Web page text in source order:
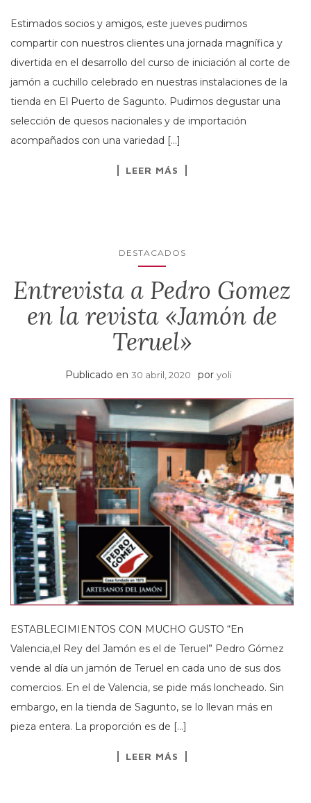
Estimados socios y amigos, este jueves pudimos
compartir con nuestros clientes una jornada magnífica y
divertida en el desarrollo del curso de iniciación al corte de
jamón a cuchillo celebrado en nuestras instalaciones de la
tienda en El Puerto de Sagunto. Pudimos degustar una
selección de quesos nacionales y de importación
acompañados con una variedad […]
LEER MÁS
DESTACADOS
Entrevista a Pedro Gomez
en la revista «Jamón de
Teruel»
Publicado en 30 abril, 2020 por yoli
ESTABLECIMIENTOS CON MUCHO GUSTO “En
Valencia,el Rey del Jamón es el de Teruel” Pedro Gómez
vende al día un jamón de Teruel en cada uno de sus dos
comercios. En el de Valencia, se pide más loncheado. Sin
embargo, en la tienda de Sagunto, se lo llevan más en
pieza entera. La proporción es de […]
LEER MÁS